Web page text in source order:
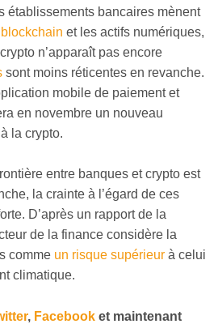
établissements bancaires mènent
blockchain et les actifs numériques,
n’apparaît pas encore
sont moins réticentes en revanche.
mobile de paiement et
en novembre un nouveau
la crypto.
entre banques et crypto est
la crainte à l’égard de ces
D’après un rapport de la
de la finance considère la
comme un risque supérieur à celui
climatique.
, Facebook et maintenant